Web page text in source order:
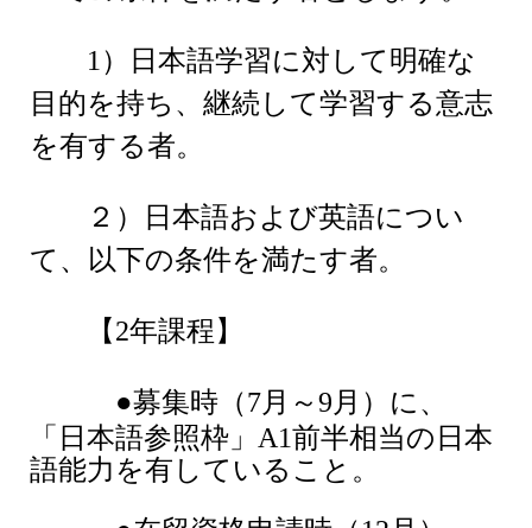
1）日本語学習に対して明確な
目的を持ち、継続して学習する意志
を有する者。
２）日本語および英語につい
て、以下の条件を満たす者。
【2年課程】
●募集時（7月～9月）に、
「日本語参照枠」A1前半相当の日本
語能力を有していること。